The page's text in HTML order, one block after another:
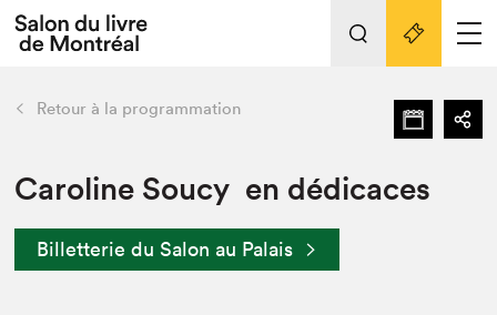
L'événement
Préparer sa visite au Salon
Actualités
retour Nos activités
Préparer sa visite
Liens pratiques
Retour à la programmation
Caroline Soucy en dédicaces
Billetterie du Salon au Palais